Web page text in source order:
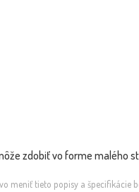
- Berberis
zdobiť vo forme malého
meniť tieto popisy a špecifikácie